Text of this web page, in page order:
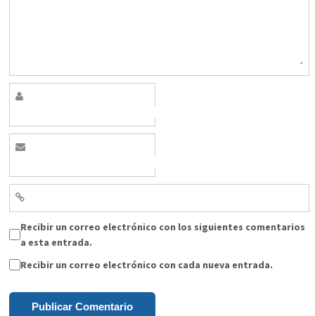
Recibir un correo electrónico con los siguientes comentarios
a esta entrada.
Recibir un correo electrónico con cada nueva entrada.